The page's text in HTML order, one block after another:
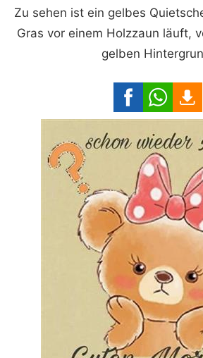
Zu sehen ist ein gelbes
Gras vor einem Holzzaun läuft,
gelben